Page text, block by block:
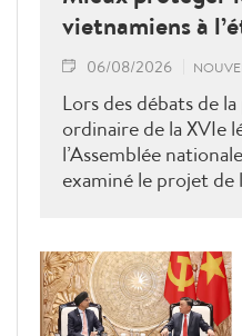
vietnamiens à
06/08/2026
Lors des débats de
ordinaire de la XVIe
l’Assemblée
examiné le projet
contrat. Ils ont
visant à renforcer la
lutter contre les